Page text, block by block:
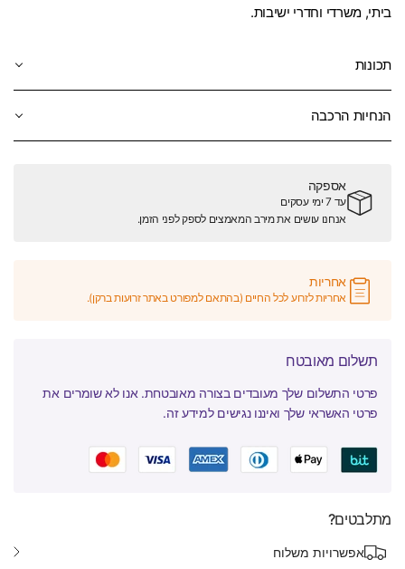
ביתי, משרדי וחדרי ישיבות.
תכונות
הנחיות הרכבה
אספקה
עד 7 ימי עסקים
אנחנו עושים את מירב המאמצים לספק לפני הזמן.
אחריות
אחריות לזרוע לכל החיים (בהתאם למפורט באתר זרועות ברקן).
תשלום מאובטח
פרטי התשלום שלך מעובדים בצורה מאובטחת. אנו לא שומרים את
פרטי האשראי שלך ואיננו נגישים למידע זה.
מתלבטים?
אפשרויות משלוח